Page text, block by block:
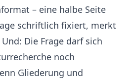
– eine halbe Seite
schriftlich fixiert, merkt
Die Frage darf sich
noch
Gliederung und